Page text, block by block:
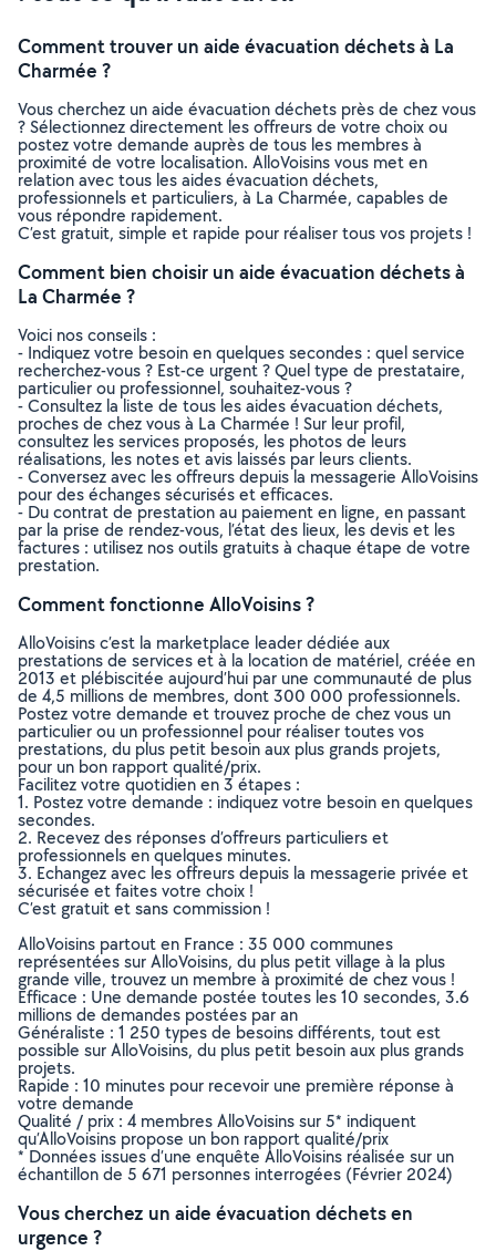
Comment trouver un aide évacuation déchets à La
Charmée ?
Vous cherchez un aide évacuation déchets près de chez vous
? Sélectionnez directement les offreurs de votre choix ou
postez votre demande auprès de tous les membres à
proximité de votre localisation. AlloVoisins vous met en
relation avec tous les aides évacuation déchets,
professionnels et particuliers, à La Charmée, capables de
vous répondre rapidement.
C’est gratuit, simple et rapide pour réaliser tous vos projets !
Comment bien choisir un aide évacuation déchets à
La Charmée ?
Voici nos conseils :
- Indiquez votre besoin en quelques secondes : quel service
recherchez-vous ? Est-ce urgent ? Quel type de prestataire,
particulier ou professionnel, souhaitez-vous ?
- Consultez la liste de tous les aides évacuation déchets,
proches de chez vous à La Charmée ! Sur leur profil,
consultez les services proposés, les photos de leurs
réalisations, les notes et avis laissés par leurs clients.
- Conversez avec les offreurs depuis la messagerie AlloVoisins
pour des échanges sécurisés et efficaces.
- Du contrat de prestation au paiement en ligne, en passant
par la prise de rendez-vous, l’état des lieux, les devis et les
factures : utilisez nos outils gratuits à chaque étape de votre
prestation.
Comment fonctionne AlloVoisins ?
AlloVoisins c’est la marketplace leader dédiée aux
prestations de services et à la location de matériel, créée en
2013 et plébiscitée aujourd’hui par une communauté de plus
de 4,5 millions de membres, dont 300 000 professionnels.
Postez votre demande et trouvez proche de chez vous un
particulier ou un professionnel pour réaliser toutes vos
prestations, du plus petit besoin aux plus grands projets,
pour un bon rapport qualité/prix.
Facilitez votre quotidien en 3 étapes :
1. Postez votre demande : indiquez votre besoin en quelques
secondes.
2. Recevez des réponses d’offreurs particuliers et
professionnels en quelques minutes.
3. Echangez avec les offreurs depuis la messagerie privée et
sécurisée et faites votre choix !
C’est gratuit et sans commission !
AlloVoisins partout en France : 35 000 communes
représentées sur AlloVoisins, du plus petit village à la plus
grande ville, trouvez un membre à proximité de chez vous !
Efficace : Une demande postée toutes les 10 secondes, 3.6
millions de demandes postées par an
Généraliste : 1 250 types de besoins différents, tout est
possible sur AlloVoisins, du plus petit besoin aux plus grands
projets.
Rapide : 10 minutes pour recevoir une première réponse à
votre demande
Qualité / prix : 4 membres AlloVoisins sur 5* indiquent
qu’AlloVoisins propose un bon rapport qualité/prix
* Données issues d’une enquête AlloVoisins réalisée sur un
échantillon de 5 671 personnes interrogées (Février 2024)
Vous cherchez un aide évacuation déchets en
urgence ?